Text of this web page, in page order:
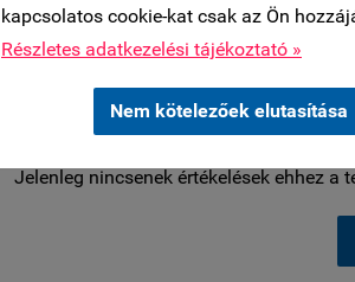
kapcsolatos cookie-kat csak az Ön
Részletes adatkezelési tájékoztató »
Nem kötelezőek elutasítása
VÁSÁRLÓI VÉLEMÉNYEK:
Jelenleg nincsenek értékelések ehhez a